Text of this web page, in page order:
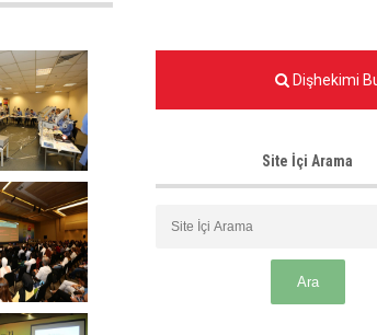
Dişhekimi
Site İçi Arama